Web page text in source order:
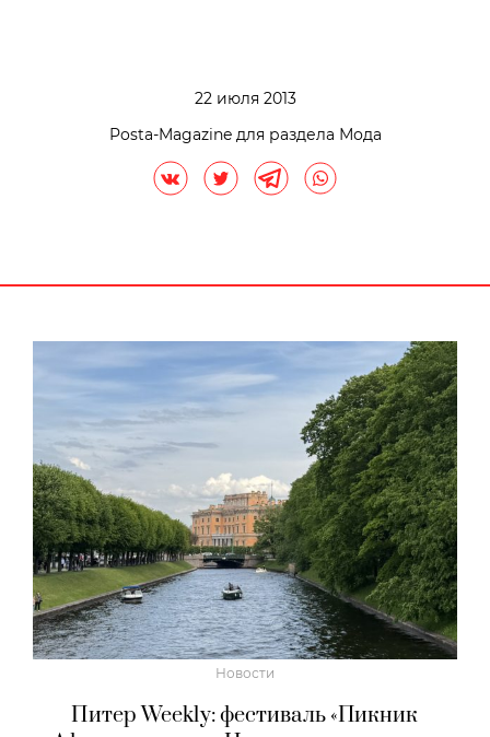
22 июля 2013
Posta-Magazine для раздела Мода
Новости
Питер Weekly: фестиваль «Пикник